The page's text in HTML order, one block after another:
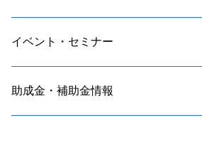
イベント・セミナー
助成金・補助金情報